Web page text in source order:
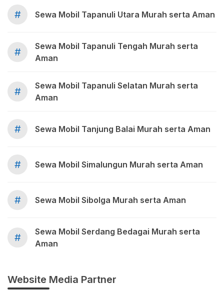
# Sewa Mobil Tapanuli Utara Murah serta Aman
#
Sewa Mobil Tapanuli Tengah Murah serta
Aman
#
Sewa Mobil Tapanuli Selatan Murah serta
Aman
# Sewa Mobil Tanjung Balai Murah serta Aman
# Sewa Mobil Simalungun Murah serta Aman
# Sewa Mobil Sibolga Murah serta Aman
#
Sewa Mobil Serdang Bedagai Murah serta
Aman
Website Media Partner